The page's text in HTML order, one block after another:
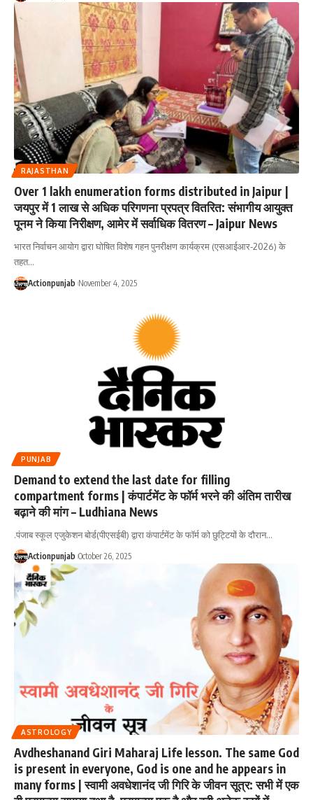
RAJASTHAN
Over 1 lakh enumeration forms distributed in Jaipur |
जयपुर में 1 लाख से अधिक परिगणना प्रपत्र वितरित: संभागीय आयुक्त
पूनम ने किया निरीक्षण, आमेर में सर्वाधिक वितरण – Jaipur News
भारत निर्वाचन आयोग द्वारा घोषित विशेष गहन पुनरीक्षण कार्यक्रम (एसआईआर-2026) के
तहत…
Actionpunjab November 4, 2025
PUNJAB
Demand to extend the last date for filling
compartment forms | कंपार्टमेंट के फॉर्म भरने की अंतिम तारीख
बढ़ाने की मांग – Ludhiana News
.पंजाब स्कूल एजुकेशन बोर्ड(पीएसईबी) द्वारा कंपार्टमेंट के फॉर्म को छुट्टियों के दौरान…
Actionpunjab October 26, 2025
ASTROLOGY
Avdheshanand Giri Maharaj Life lesson. The same God
is present in everyone, God is one and he appears in
many forms | स्वामी अवधेशानंद जी गिरि के जीवन सूत्र: सभी में एक